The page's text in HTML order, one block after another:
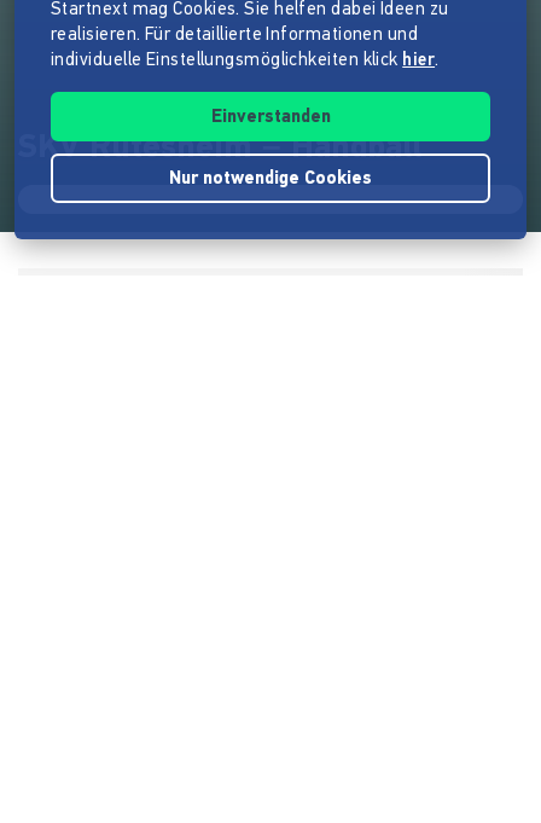
SKV Rutesheim – Handball
Startnext mag Cookies. Sie helfen dabei Ideen zu
realisieren. Für detaillierte Informationen und
individuelle Einstellungsmöglichkeiten klick hier.
Einverstanden
Nur notwendige Cookies